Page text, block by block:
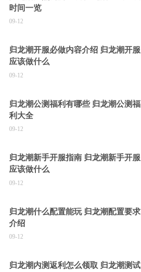
时间一览
09-12
归龙潮开服必做内容介绍 归龙潮开服
应该做什么
09-12
归龙潮公测福利有哪些 归龙潮公测福
利大全
09-12
归龙潮新手开服指南 归龙潮新手开服
应该做什么
09-12
归龙潮什么配置能玩 归龙潮配置要求
介绍
09-12
归龙潮内测返利怎么领取 归龙潮测试